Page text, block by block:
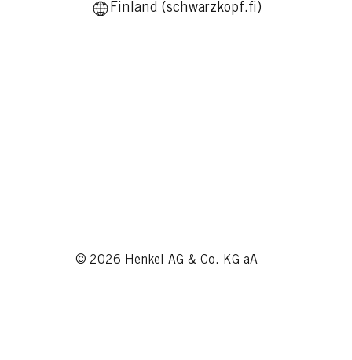
Finland (schwarzkopf.fi)
© 2026 Henkel AG & Co. KG aA